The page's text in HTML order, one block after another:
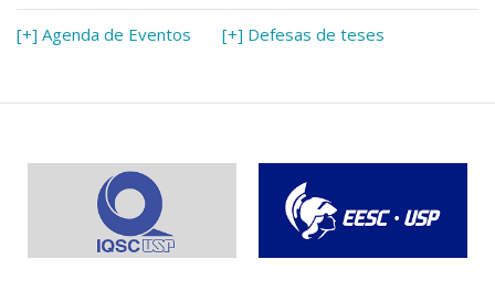
[+] Agenda de Eventos [+] Defesas de teses